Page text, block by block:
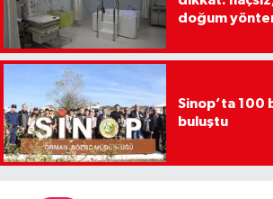
doğum
Sinop’ta 100
buluştu